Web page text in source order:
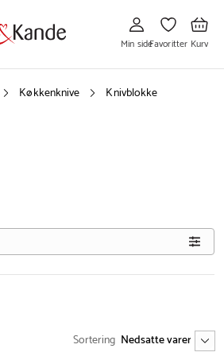
til
Min
side
Min side
til
Favoritter
Favoritter
til
Kurv
Kurv
Køkkenknive Knivblokke
Sortering